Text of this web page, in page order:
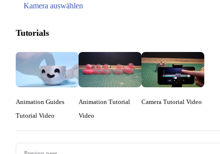
Kamera auswählen
Tutorials
Animation Guides
Tutorial Video
Animation Tutorial
Video
Camera Tutorial Video
Pager